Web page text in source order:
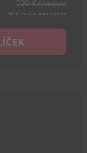
239 Kč/měsíc
Akční cena pro první 3 měsíce